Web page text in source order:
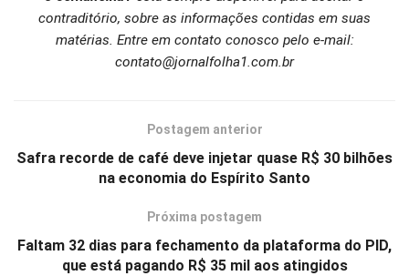
contraditório, sobre as informações contidas em suas
matérias. Entre em contato conosco pelo e-mail:
contato@jornalfolha1.com.br
Postagem anterior
Safra recorde de café deve injetar quase R$ 30 bilhões
na economia do Espírito Santo
Próxima postagem
Faltam 32 dias para fechamento da plataforma do PID,
que está pagando R$ 35 mil aos atingidos